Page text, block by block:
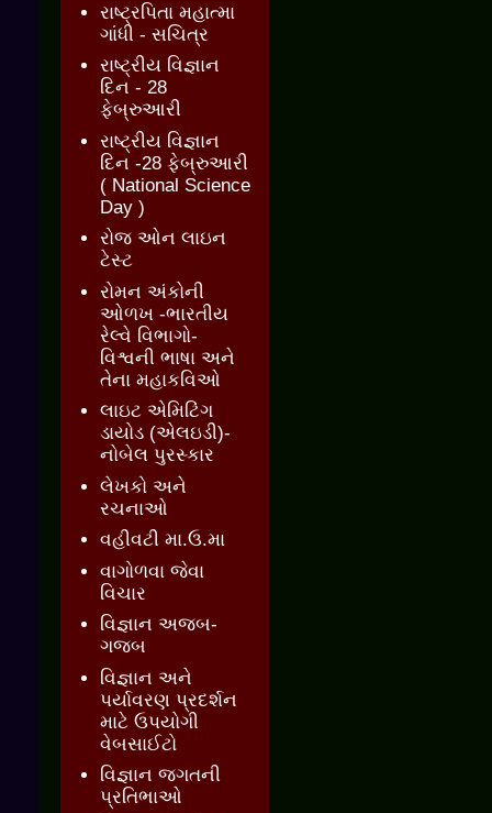
રાષ્ટ્રપિતા મહાત્મા
ગાંધી - સચિત્ર
રાષ્ટ્રીય વિજ્ઞાન
દિન - 28
ફેબ્રુઆરી
રાષ્ટ્રીય વિજ્ઞાન
દિન -28 ફેબ્રુઆરી
( National Science
Day )
રોજ ઓન લાઇન
ટેસ્ટ
રોમન અંકોની
ઓળખ -ભારતીય
રેલ્વે વિભાગો-
વિશ્વની ભાષા અને
તેના મહાકવિઓ
લાઇટ એમિટિંગ
ડાયોડ (એલઇડી)-
નોબેલ પુરસ્કાર
લેખકો અને
રચનાઓ
વહીવટી મા.ઉ.મા
વાગોળવા જેવા
વિચાર
વિજ્ઞાન અજબ-
ગજબ
વિજ્ઞાન અને
પર્યાવરણ પ્રદર્શન
માટે ઉપયોગી
વેબસાઈટો
વિજ્ઞાન જગતની
પ્રતિભાઓ